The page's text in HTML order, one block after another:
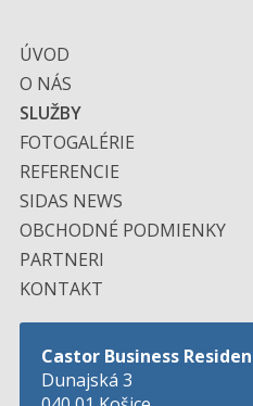
ÚVOD
O NÁS
SLUŽBY
FOTOGALÉRIE
REFERENCIE
SIDAS NEWS
OBCHODNÉ PODMIENKY
PARTNERI
KONTAKT
Castor Business
Dunajská 3